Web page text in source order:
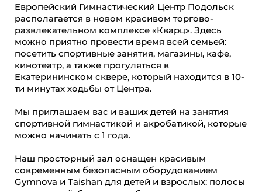
Европейский Гимнастический Центр Подольск
располагается в новом красивом торгово-
развлекательном комплексе «Кварц». Здесь
можно приятно провести время всей семьей:
посетить спортивные занятия, магазины, кафе,
кинотеатр, а также прогуляться в
Екатерининском сквере, который находится в 10-
ти минутах ходьбы от Центра.
Мы приглашаем вас и ваших детей на занятия
спортивной гимнастикой и акробатикой, которые
можно начинать с 1 года.
Наш просторный зал оснащен красивым
современным безопасным оборудованием
Gymnova и Taishan для детей и взрослых: полосы